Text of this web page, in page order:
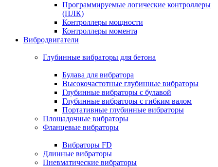
Программируемые логические контроллеры
(ПЛК)
Контроллеры мощности
Контроллеры момента
Вибродвигатели
Глубинные вибраторы для бетона
Булава для вибратора
Высокочастотные глубинные вибраторы
Глубинные вибраторы с булавой
Глубинные вибраторы с гибким валом
Портативные глубинные вибраторы
Площадочные вибраторы
Фланцевые вибраторы
Вибраторы FD
Длинные вибраторы
Пневматические вибраторы